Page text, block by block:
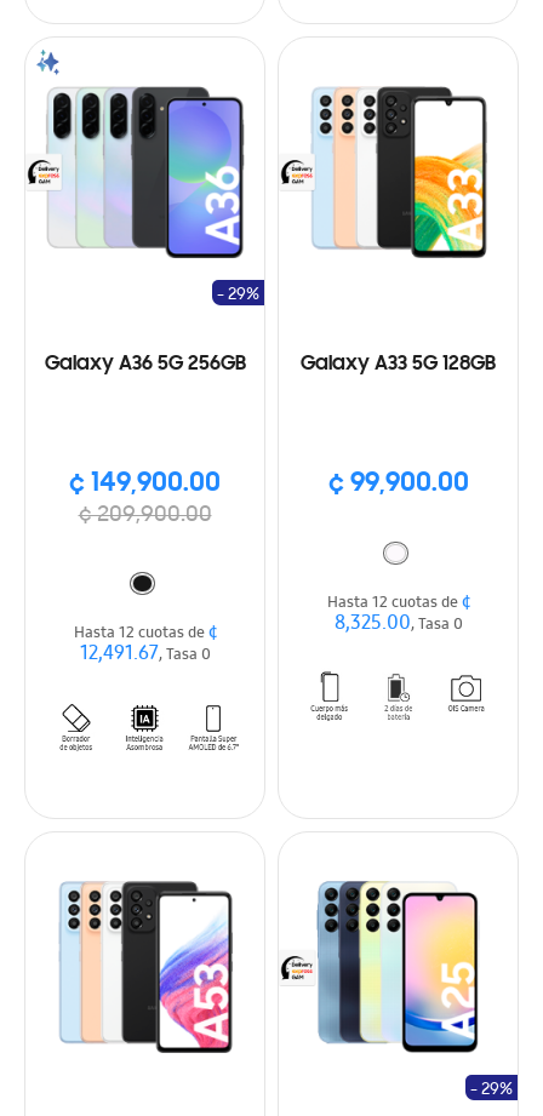
Galaxy A36 5G 256GB
¢ 149,900.00
¢ 209,900.00
- 29%
Hasta 12 cuotas de¢
12,491.67, Tasa 0
Galaxy A33 5G 128GB
¢ 99,900.00
Hasta 12 cuotas de¢
8,325.00, Tasa 0
- 29%